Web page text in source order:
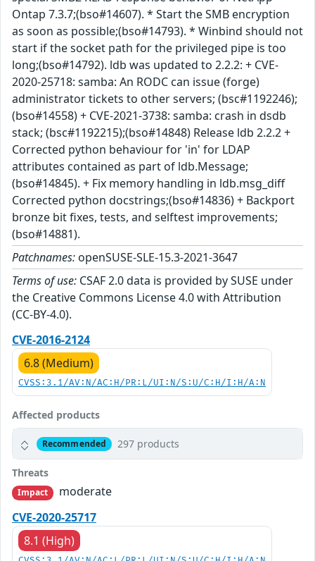
Ontap 7.3.7;(bso#14607). * Start the SMB encryption
as soon as possible;(bso#14793). * Winbind should not
start if the socket path for the privileged pipe is too
long;(bso#14792). ldb was updated to 2.2.2: + CVE-
2020-25718: samba: An RODC can issue (forge)
administrator tickets to other servers; (bsc#1192246);
(bso#14558) + CVE-2021-3738: samba: crash in dsdb
stack; (bsc#1192215);(bso#14848) Release ldb 2.2.2 +
Corrected python behaviour for 'in' for LDAP
attributes contained as part of ldb.Message;
(bso#14845). + Fix memory handling in ldb.msg_diff
Corrected python docstrings;(bso#14836) + Backport
bronze bit fixes, tests, and selftest improvements;
(bso#14881).
Patchnames: openSUSE-SLE-15.3-2021-3647
Terms of use: CSAF 2.0 data is provided by SUSE under
the Creative Commons License 4.0 with Attribution
(CC-BY-4.0).
CVE-2016-2124
6.8 (Medium)
CVSS:3.1/AV:N/AC:H/PR:L/UI:N/S:U/C:H/I:H/A:N
Affected products
Recommended 297 products
Threats
Impact
moderate
CVE-2020-25717
8.1 (High)